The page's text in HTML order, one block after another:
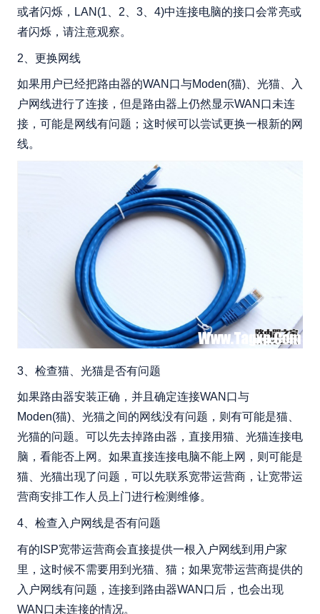
或者闪烁，LAN(1、2、3、4)中连接电脑的接口会常亮或
者闪烁，请注意观察。
2、更换网线
如果用户已经把路由器的WAN口与Moden(猫)、光猫、入
户网线进行了连接，但是路由器上仍然显示WAN口未连
接，可能是网线有问题；这时候可以尝试更换一根新的网
线。
3、检查猫、光猫是否有问题
如果路由器安装正确，并且确定连接WAN口与
Moden(猫)、光猫之间的网线没有问题，则有可能是猫、
光猫的问题。可以先去掉路由器，直接用猫、光猫连接电
脑，看能否上网。如果直接连接电脑不能上网，则可能是
猫、光猫出现了问题，可以先联系宽带运营商，让宽带运
营商安排工作人员上门进行检测维修。
4、检查入户网线是否有问题
有的ISP宽带运营商会直接提供一根入户网线到用户家
里，这时候不需要用到光猫、猫；如果宽带运营商提供的
入户网线有问题，连接到路由器WAN口后，也会出现
WAN口未连接的情况。